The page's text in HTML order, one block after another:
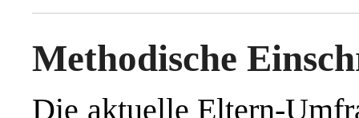
Methodische
Die aktuelle Eltern-